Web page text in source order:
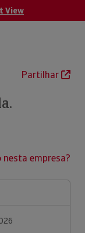
View
Partilhar
empresa?